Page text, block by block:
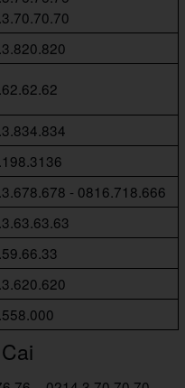
- 0816.718.666